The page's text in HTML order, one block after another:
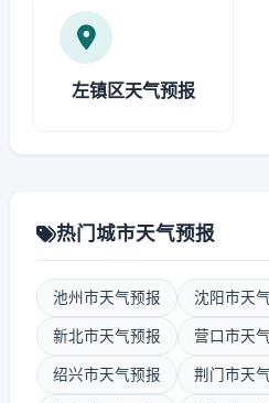
左镇区天气预报
热门城市天气预报
池州市天气预报 沈阳市天
新北市天气预报 营口市天
绍兴市天气预报 荆门市天